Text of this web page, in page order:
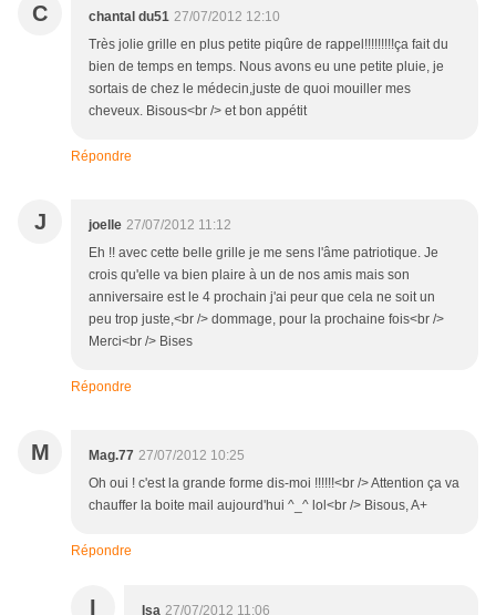
C chantal du51 27/07/2012 12:10
Très jolie grille en plus petite piqûre de rappel!!!!!!!!!ça fait du
bien de temps en temps. Nous avons eu une petite pluie, je
sortais de chez le médecin,juste de quoi mouiller mes
cheveux. Bisous<br /> et bon appétit
Répondre
J joelle 27/07/2012 11:12
Eh !! avec cette belle grille je me sens l'âme patriotique. Je
crois qu'elle va bien plaire à un de nos amis mais son
anniversaire est le 4 prochain j'ai peur que cela ne soit un
peu trop juste,<br /> dommage, pour la prochaine fois<br />
Merci<br /> Bises
Répondre
M Mag.77 27/07/2012 10:25
Oh oui ! c'est la grande forme dis-moi !!!!!!<br /> Attention ça va
chauffer la boite mail aujourd'hui ^_^ lol<br /> Bisous, A+
Répondre
I Isa 27/07/2012 11:06